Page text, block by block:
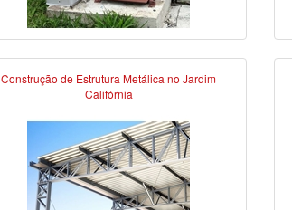
Construção de Estrutura Metálica no Jardim
Califórnia